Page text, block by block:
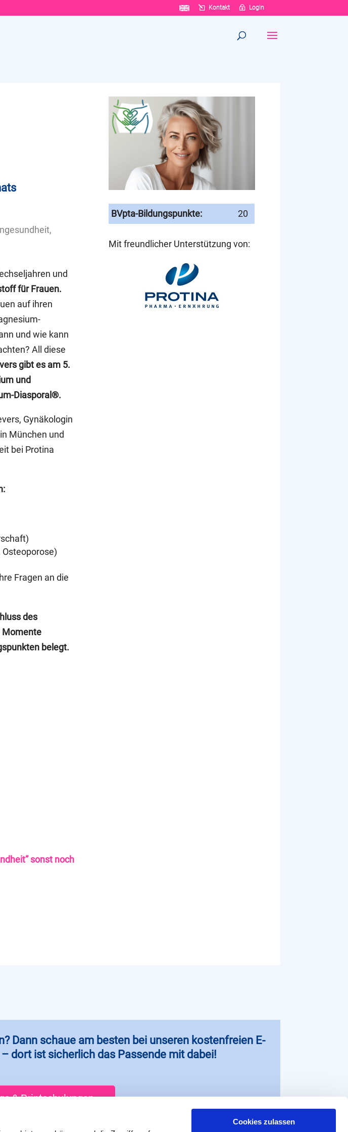
Cookies zulassen
Kontakt Login
und
für Frauen.
auf ihren
und wie kann
All diese
gibt es am 5.
und
Diasporal®.
Gynäkologin
München und
bei Protina
Fragen an die
des
Momente
belegt.
sonst noch
BVpta-Bildungspunkte: 20
Mit freundlicher Unterstützung von:
Dann schaue am besten bei unseren kostenfreien E-
dort ist sicherlich das Passende mit dabei!
& Printschulungen